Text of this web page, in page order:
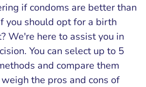
if condoms are better than
you should opt for a birth
We're here to assist you in
You can select up to 5
and compare them
the pros and cons of